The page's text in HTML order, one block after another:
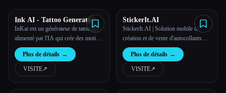
Blog
Comparer les outils
Toutes les catégories
Ink AI - Tattoo Generator
InKai est un générateur de tatouages
alimenté par l'IA qui crée des motifs
de tatouage personnalisés en fonction
des saisies de l'utilisateur.
Plus de détails →
VISITE↗︎
StickerIt.AI
StickerIt.AI | Solution mobile de
création et de vente d'autocollants
basée sur l'IA #1
Plus de détails →
VISITE↗︎